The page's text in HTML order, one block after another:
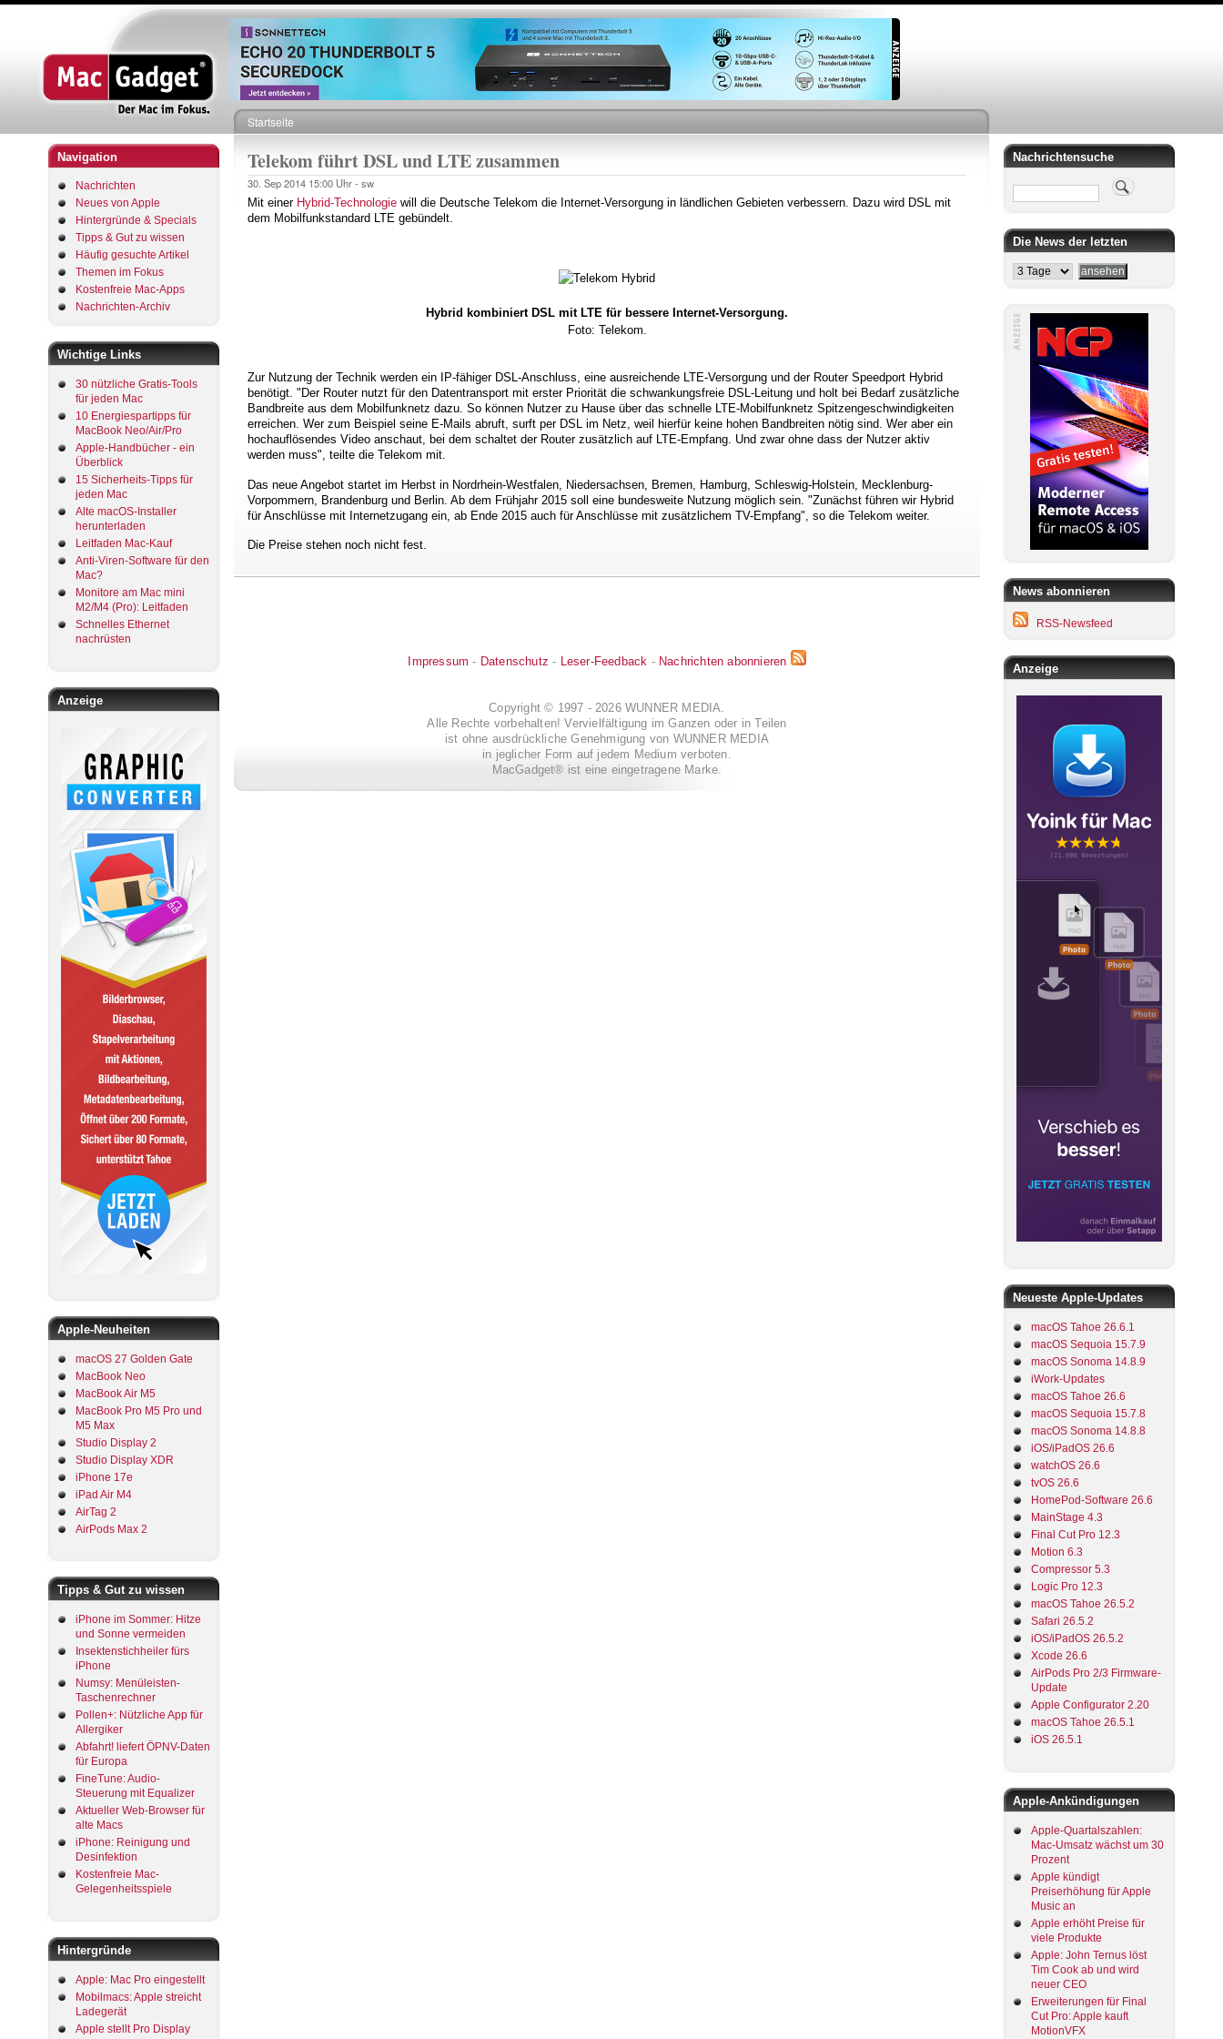
Direkt
zum
Inhalt
Navigation
Nachrichten
Neues von Apple
Hintergründe & Specials
Tipps & Gut zu wissen
Häufig gesuchte Artikel
Themen im Fokus
Kostenfreie Mac-Apps
Nachrichten-Archiv
Wichtige Links
30 nützliche Gratis-Tools
für jeden Mac
10 Energiespartipps für
MacBook Neo/Air/Pro
Apple-Handbücher - ein
Überblick
15 Sicherheits-Tipps für
jeden Mac
Alte macOS-Installer
herunterladen
Leitfaden Mac-Kauf
Anti-Viren-Software für den
Mac?
Monitore am Mac mini
M2/M4 (Pro): Leitfaden
Schnelles Ethernet
nachrüsten
Anzeige
Apple-Neuheiten
macOS 27 Golden Gate
MacBook Neo
MacBook Air M5
MacBook Pro M5 Pro und
M5 Max
Studio Display 2
Studio Display XDR
iPhone 17e
iPad Air M4
AirTag 2
AirPods Max 2
Tipps & Gut zu wissen
iPhone im Sommer: Hitze
und Sonne vermeiden
Insektenstichheiler fürs
iPhone
Numsy: Menüleisten-
Taschenrechner
Pollen+: Nützliche App für
Allergiker
Abfahrt! liefert ÖPNV-Daten
für Europa
FineTune: Audio-
Steuerung mit Equalizer
Aktueller Web-Browser für
alte Macs
iPhone: Reinigung und
Desinfektion
Kostenfreie Mac-
Gelegenheitsspiele
Hintergründe
Apple: Mac Pro eingestellt
Mobilmacs: Apple streicht
Ladegerät
Apple stellt Pro Display
Pfadnavigation
Startseite
Telekom führt DSL und LTE zusammen
30. Sep 2014 15:00 Uhr - sw
Mit einer Hybrid-Technologie will die Deutsche Telekom die Internet-Versorgung in ländlichen Gebieten verbessern. Dazu wird DSL mit
dem Mobilfunkstandard LTE gebündelt.
Hybrid kombiniert DSL mit LTE für bessere Internet-Versorgung.
Foto: Telekom.
Zur Nutzung der Technik werden ein IP-fähiger DSL-Anschluss, eine ausreichende LTE-Versorgung und der Router Speedport Hybrid
benötigt. "Der Router nutzt für den Datentransport mit erster Priorität die schwankungsfreie DSL-Leitung und holt bei Bedarf zusätzliche
Bandbreite aus dem Mobilfunknetz dazu. So können Nutzer zu Hause über das schnelle LTE-Mobilfunknetz Spitzengeschwindigkeiten
erreichen. Wer zum Beispiel seine E-Mails abruft, surft per DSL im Netz, weil hierfür keine hohen Bandbreiten nötig sind. Wer aber ein
hochauflösendes Video anschaut, bei dem schaltet der Router zusätzlich auf LTE-Empfang. Und zwar ohne dass der Nutzer aktiv
werden muss", teilte die Telekom mit.
Das neue Angebot startet im Herbst in Nordrhein-Westfalen, Niedersachsen, Bremen, Hamburg, Schleswig-Holstein, Mecklenburg-
Vorpommern, Brandenburg und Berlin. Ab dem Frühjahr 2015 soll eine bundesweite Nutzung möglich sein. "Zunächst führen wir Hybrid
für Anschlüsse mit Internetzugang ein, ab Ende 2015 auch für Anschlüsse mit zusätzlichem TV-Empfang", so die Telekom weiter.
Die Preise stehen noch nicht fest.
Impressum - Datenschutz - Leser-Feedback - Nachrichten abonnieren
Copyright © 1997 - 2026 WUNNER MEDIA.
Alle Rechte vorbehalten! Vervielfältigung im Ganzen oder in Teilen
ist ohne ausdrückliche Genehmigung von WUNNER MEDIA
in jeglicher Form auf jedem Medium verboten.
MacGadget® ist eine eingetragene Marke.
Nachrichtensuche
Suche
Die News der letzten
News abonnieren
RSS-Newsfeed
Anzeige
Neueste Apple-Updates
macOS Tahoe 26.6.1
macOS Sequoia 15.7.9
macOS Sonoma 14.8.9
iWork-Updates
macOS Tahoe 26.6
macOS Sequoia 15.7.8
macOS Sonoma 14.8.8
iOS/iPadOS 26.6
watchOS 26.6
tvOS 26.6
HomePod-Software 26.6
MainStage 4.3
Final Cut Pro 12.3
Motion 6.3
Compressor 5.3
Logic Pro 12.3
macOS Tahoe 26.5.2
Safari 26.5.2
iOS/iPadOS 26.5.2
Xcode 26.6
AirPods Pro 2/3 Firmware-
Update
Apple Configurator 2.20
macOS Tahoe 26.5.1
iOS 26.5.1
Apple-Ankündigungen
Apple-Quartalszahlen:
Mac-Umsatz wächst um 30
Prozent
Apple kündigt
Preiserhöhung für Apple
Music an
Apple erhöht Preise für
viele Produkte
Apple: John Ternus löst
Tim Cook ab und wird
neuer CEO
Erweiterungen für Final
Cut Pro: Apple kauft
MotionVFX